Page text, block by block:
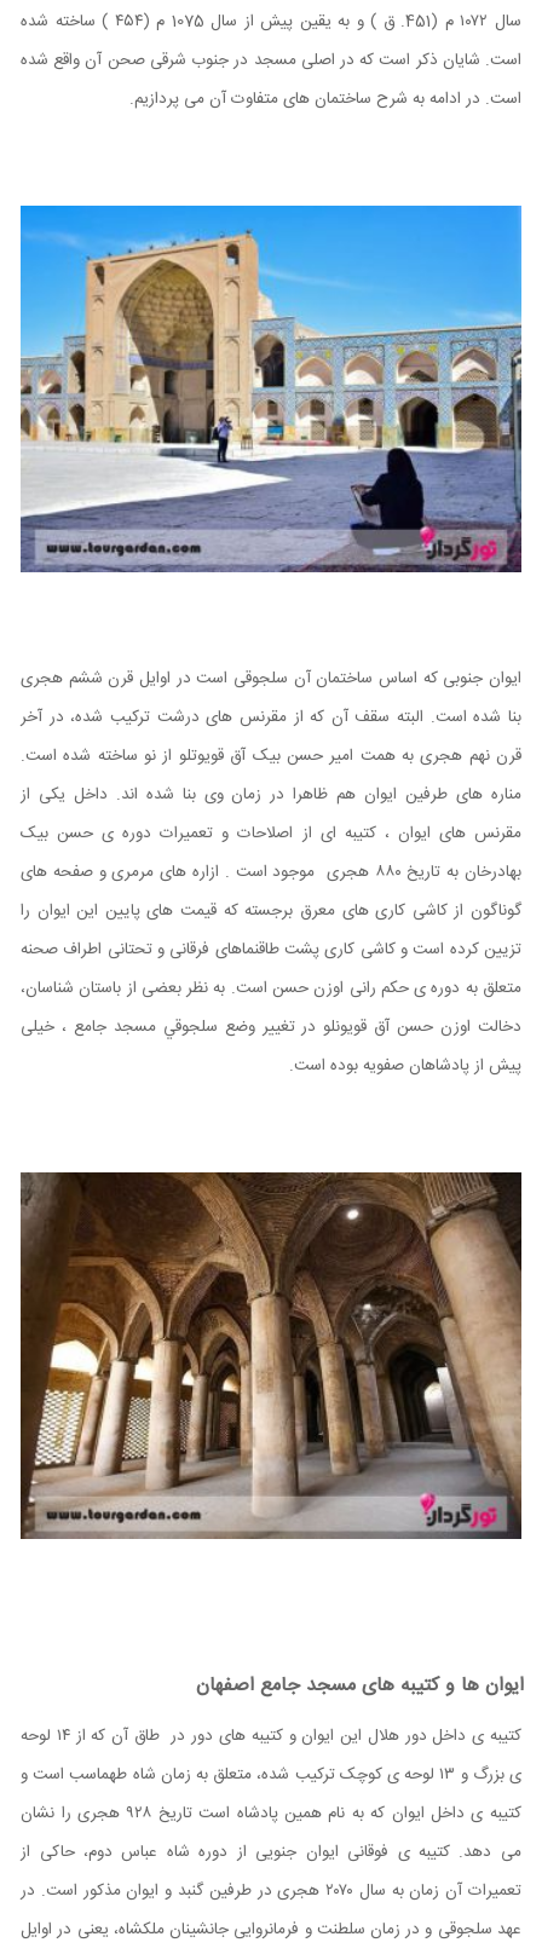
سال ۱۰۷۲ م (451. ق ) و به یقین پیش از سال 1075 م (۴۵۴ ) ساخته شده
است. شایان ذکر است که در اصلی مسجد در جنوب شرقی صحن آن واقع شده
است. در ادامه به شرح ساختمان های متفاوت آن می پردازیم.
ایوان جنوبی که اساس ساختمان آن سلجوقی است در اوایل قرن ششم هجری
بنا شده است. البته سقف آن که از مقرنس های درشت ترکیب شده، در آخر
قرن نهم هجری به همت امیر حسن بیک آق قویوتلو از نو ساخته شده است.
مناره های طرفین ایوان هم ظاهرا در زمان وی بنا شده اند. داخل یکی از
مقرنس های ایوان ، کتیبه ای از اصلاحات و تعمیرات دوره ی حسن بیک
بهادرخان به تاریخ ۸۸۰ هجری موجود است . ازاره های مرمری و صفحه های
گوناگون از کاشی کاری های معرق برجسته که قیمت های پایین این ایوان را
تزیین کرده است و کاشی کاری پشت طاقنماهای فرقانی و تحتانی اطراف صحنه
متعلق به دوره ی حکم رانی اوزن حسن است. به نظر بعضی از باستان شناسان،
دخالت اوزن حسن آق قویونلو در تغییر وضع سلجوقي مسجد جامع ، خیلی
پیش از پادشاهان صفویه بوده است.
ایوان ها و کتیبه های مسجد جامع اصفهان
کتیبه ی داخل دور هلال این ایوان و کتیبه های دور در طاق آن که از ۱۴ لوحه
ی بزرگ و ۱۳ لوحه ی کوچک ترکیب شده، متعلق به زمان شاه طهماسب است و
کتیبه ی داخل ایوان که به نام همین پادشاه است تاریخ ۹۲۸ هجری را نشان
می دهد. کتیبه ی فوقانی ایوان جنویی از دوره شاه عباس دوم، حاکی از
تعمیرات آن زمان به سال ۲۰۷۰ هجری در طرفین گنبد و ایوان مذکور است. در
عهد سلجوقی و در زمان سلطنت و فرمانروایی جانشینان ملکشاه، یعنی در اوایل